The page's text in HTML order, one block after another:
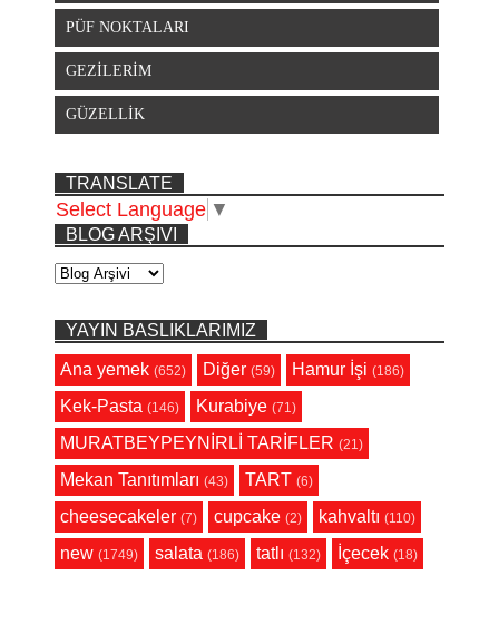
PÜF NOKTALARI
GEZİLERİM
GÜZELLİK
TRANSLATE
Select Language ▼
BLOG ARŞIVI
YAYIN BASLIKLARIMIZ
Ana yemek (652) Diğer (59) Hamur İşi (186)
Kek-Pasta (146) Kurabiye (71)
MURATBEYPEYNİRLİ TARİFLER (21)
Mekan Tanıtımları (43) TART (6)
cheesecakeler (7) cupcake (2) kahvaltı (110)
new (1749) salata (186) tatlı (132) İçecek (18)